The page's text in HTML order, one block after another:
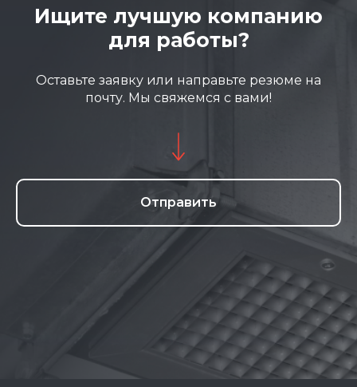
Ищите лучшую компанию
для работы?
Оставьте заявку или направьте резюме на
почту. Мы свяжемся с вами!
Отправить